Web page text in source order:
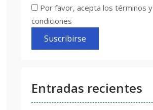
Por favor, acepta los términos y
condiciones
Entradas recientes